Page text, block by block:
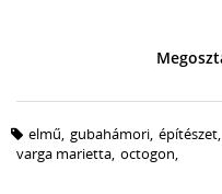
elmű, gubahámori, építészet,
varga marietta, octogon,